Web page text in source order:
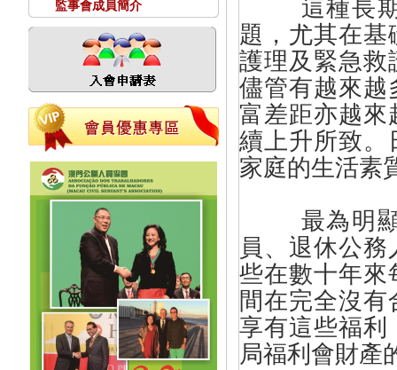
監事會成員簡介
這種長
題，尤其在
護理及緊急
儘管有越來
富差距亦越
續上升所致
家庭的生活素
最為明
員、退休公
些在數十年
間在完全沒
享有這些福
局福利會財產